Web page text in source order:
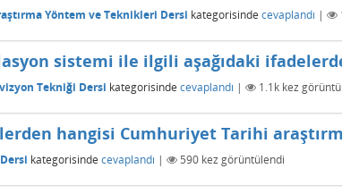
Yöntem ve Teknikleri Dersi kategorisinde cevaplandı |
sistemi ile ilgili aşağıdaki
Tekniği Dersi kategorisinde cevaplandı | 1.1k kez
hangisi Cumhuriyet Tarihi
kategorisinde cevaplandı | 590 kez görüntülendi